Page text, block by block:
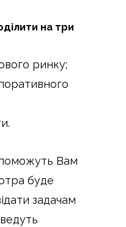
на три
ринку;
Вам
буде
задачам